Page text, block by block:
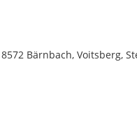
Bärnbach, Voitsberg,